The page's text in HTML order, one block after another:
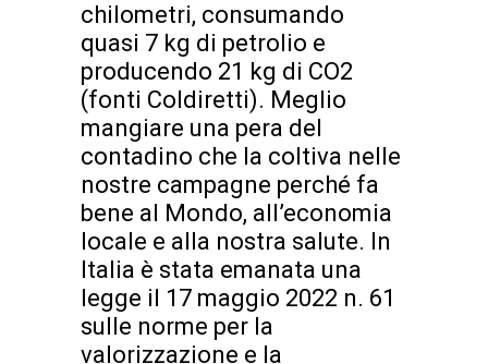
chilometri, consumando
quasi 7 kg di petrolio e
producendo 21 kg di CO2
(fonti Coldiretti). Meglio
mangiare una pera del
contadino che la coltiva nelle
nostre campagne perché fa
bene al Mondo, all’economia
locale e alla nostra salute. In
Italia è stata emanata una
legge il 17 maggio 2022 n. 61
sulle norme per la
valorizzazione e la